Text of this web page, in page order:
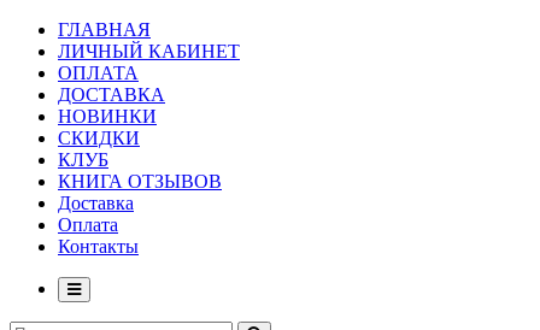
ГЛАВНАЯ
ЛИЧНЫЙ КАБИНЕТ
ОПЛАТА
ДОСТАВКА
НОВИНКИ
СКИДКИ
КЛУБ
КНИГА ОТЗЫВОВ
Доставка
Оплата
Контакты